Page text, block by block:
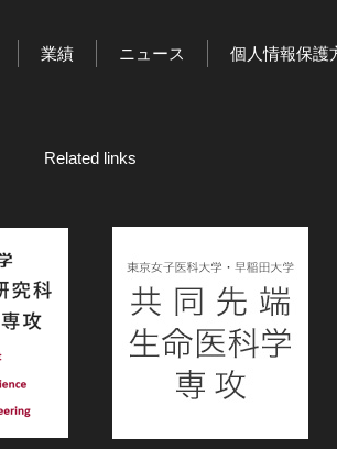
業績 ニュース 個人情報保護
Related links